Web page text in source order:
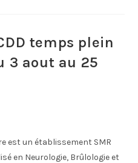
temps plein
3 aout au 25
est un établissement SMR
en Neurologie, Brûlologie et